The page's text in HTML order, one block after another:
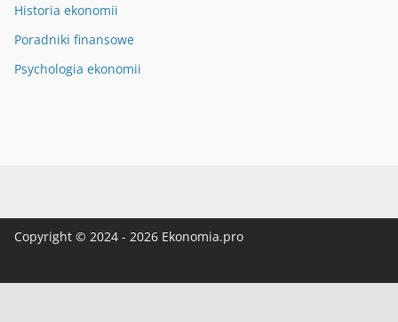
Historia ekonomii
Poradniki finansowe
Psychologia ekonomii
Copyright © 2024 - 2026 Ekonomia.pro